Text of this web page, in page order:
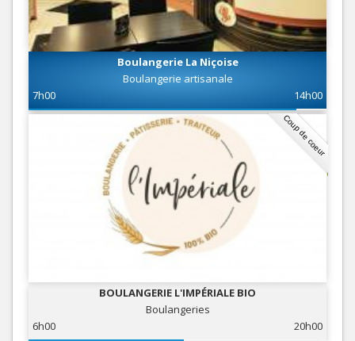
Boulangerie La Niçoise
Boulangerie artisanale
7h00
14h00
Coup de coeur
BOULANGERIE L'IMPÉRIALE BIO
Boulangeries
6h00
20h00